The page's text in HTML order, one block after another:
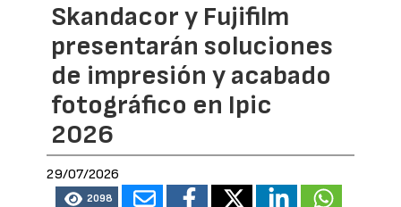
Skandacor y Fujifilm
presentarán soluciones
de impresión y acabado
fotográfico en Ipic
2026
29/07/2026
2098